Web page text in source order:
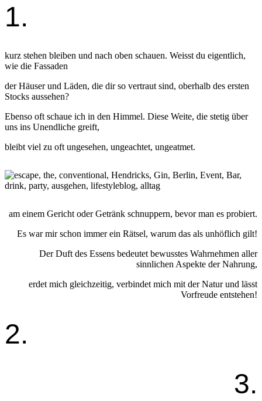
1.
kurz stehen bleiben und nach oben schauen. Weisst du eigentlich,
wie die Fassaden
der Häuser und Läden, die dir so vertraut sind, oberhalb des ersten
Stocks aussehen?
Ebenso oft schaue ich in den Himmel. Diese Weite, die stetig über
uns ins Unendliche greift,
bleibt viel zu oft ungesehen, ungeachtet, ungeatmet.
am einem Gericht oder Getränk schnuppern, bevor man es probiert.
Es war mir schon immer ein Rätsel, warum das als unhöflich gilt!
Der Duft des Essens bedeutet bewusstes Wahrnehmen aller
sinnlichen Aspekte der Nahrung,
erdet mich gleichzeitig, verbindet mich mit der Natur und lässt
Vorfreude entstehen!
2.
3.